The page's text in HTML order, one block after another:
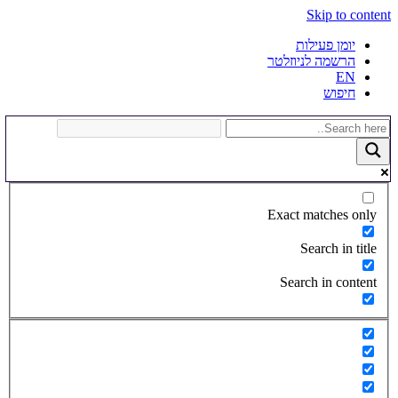
Skip to content
יומן פעילות
הרשמה לניוזלטר
EN
חיפוש
Exact matches only
Search in title
Search in content